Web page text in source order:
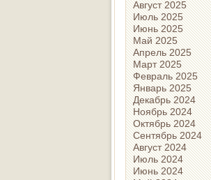
Август 2025
Июль 2025
Июнь 2025
Май 2025
Апрель 2025
Март 2025
Февраль 2025
Январь 2025
Декабрь 2024
Ноябрь 2024
Октябрь 2024
Сентябрь 2024
Август 2024
Июль 2024
Июнь 2024